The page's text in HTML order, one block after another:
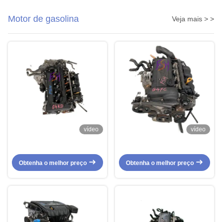
Motor de gasolina Veja mais > >
vídeo
Obtenha o melhor preço
vídeo
Obtenha o melhor preço